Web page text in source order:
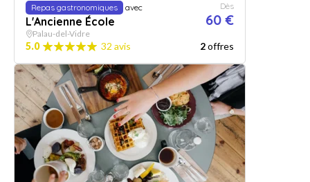
Repas gastronomiques avec
L'Ancienne École
Dès
60 €
Palau-del-Vidre
5.0 32 avis 2offres